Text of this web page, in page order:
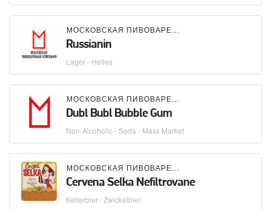
МОСКОВСКАЯ ПИВОВАРЕННАЯ КОМПАНИЯ (МПК)
Russianin
Lager - Helles
МОСКОВСКАЯ ПИВОВАРЕННАЯ КОМПАНИЯ (МПК)
Dubl Bubl Bubble Gum
Non-Alcoholic - Soda - Mass Market
МОСКОВСКАЯ ПИВОВАРЕННАЯ КОМПАНИЯ (МПК)
Cervena Selka Nefiltrovane
Kellerbier / Zwickelbier